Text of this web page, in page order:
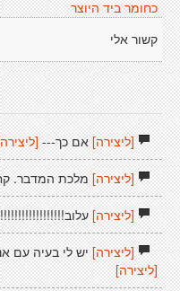
כחומר ביד היוצר
קשור אלי
[ליצירה]אם כך---
[ליצירה]מלכת המדבר.
[ליצירה]
[ליצירה]יש לי בעיה עם
[ליצירה]